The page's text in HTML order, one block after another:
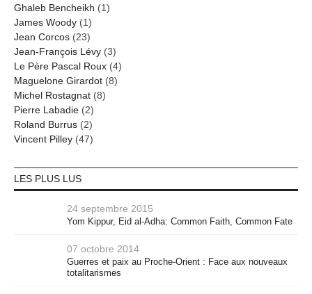
Ghaleb Bencheikh (1)
James Woody (1)
Jean Corcos (23)
Jean-François Lévy (3)
Le Père Pascal Roux (4)
Maguelone Girardot (8)
Michel Rostagnat (8)
Pierre Labadie (2)
Roland Burrus (2)
Vincent Pilley (47)
LES PLUS LUS
24 septembre 2015
Yom Kippur, Eid al-Adha: Common Faith, Common Fate
07 octobre 2014
Guerres et paix au Proche-Orient : Face aux nouveaux
totalitarismes